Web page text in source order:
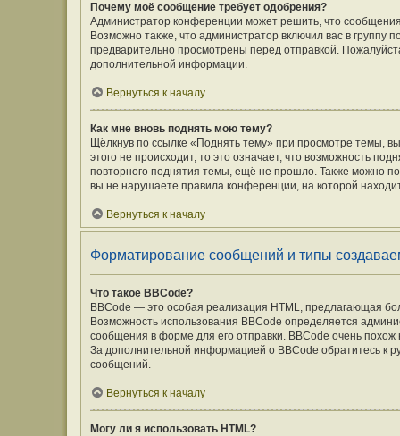
Почему моё сообщение требует одобрения?
Администратор конференции может решить, что
Возможно также, что администратор включил вас в
предварительно просмотрены перед отправкой.
дополнительной информации.
Вернуться к началу
Как мне вновь поднять мою тему?
Щёлкнув по ссылке «Поднять тему» при просмотре темы,
этого не происходит, то это означает, что возможность
повторного поднятия темы, ещё не прошло. Также можно
вы не нарушаете правила конференции, на которой
Вернуться к началу
Форматирование сообщений и типы
Что такое BBCode?
BBCode — это особая реализация HTML, предлагающая
Возможность использования BBCode определяется
сообщения в форме для его отправки. BBCode очень похож
За дополнительной информацией о BBCode обратитесь к
сообщений.
Вернуться к началу
Могу ли я использовать HTML?